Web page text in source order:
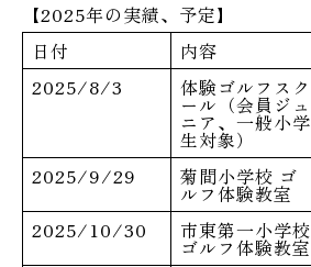
【2025年の実績、予定】
日付
内容
2025/8/3
体験ゴルフスク
ール（会員ジュ
ニア、一般小学
生対象）
2025/9/29 菊間小学校 ゴ
ルフ体験教室
2025/10/30 市東第一小学校
ゴルフ体験教室